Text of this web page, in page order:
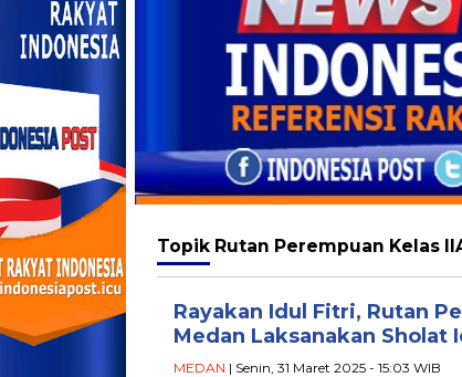
Topik Rutan Perempuan Kelas
Rayakan Idul Fitri, Rutan
Medan Laksanakan Sholat
MEDAN | Senin, 31 Maret 2025 - 15:03 WIB